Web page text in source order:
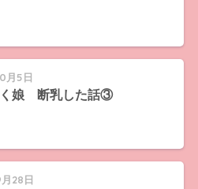
月5日
く娘 断乳した話③
28日